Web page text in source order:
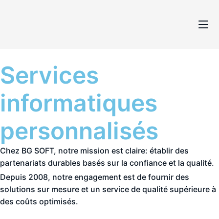
Services
informatiques
personnalisés
Chez BG SOFT, notre mission est claire: établir des
partenariats durables basés sur la confiance et la qualité.
Depuis 2008, notre engagement est de fournir des
solutions sur mesure et un service de qualité supérieure à
des coûts optimisés.